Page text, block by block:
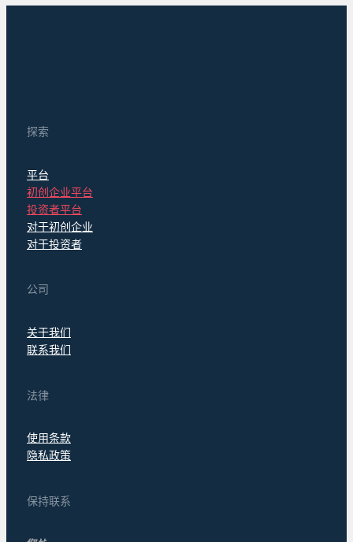
探索
平台
初创企业平台
投资者平台
对于初创企业
对于投资者
公司
关于我们
联系我们
法律
使用条款
隐私政策
保持联系